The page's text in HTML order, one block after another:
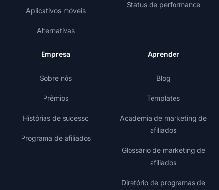
Aplicativos móveis
Alternativas
Status de performance
Empresa
Sobre nós
Prêmios
Histórias de sucesso
Programa de afiliados
Aprender
Blog
Templates
Academia de marketing de
afiliados
Glossário de marketing de
afiliados
Diretório de programas de